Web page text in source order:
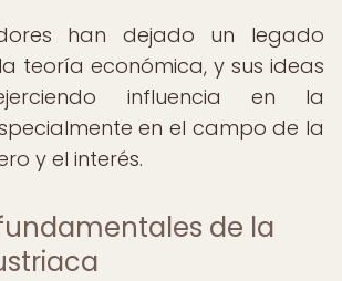
han dejado un legado
teoría económica, y sus ideas
influencia en la
en el campo de la
y el interés.
de la